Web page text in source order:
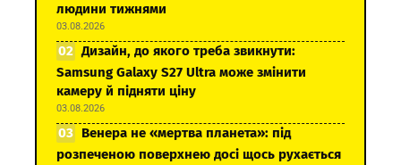
людини тижнями
03.08.2026
Дизайн, до якого треба звикнути:
Samsung Galaxy S27 Ultra може змінити
камеру й підняти ціну
03.08.2026
Венера не «мертва планета»: під
розпеченою поверхнею досі щось рухається